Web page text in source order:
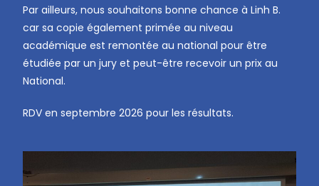
Par ailleurs, nous souhaitons bonne chance à Linh B.
car sa copie également primée au niveau
académique est remontée au national pour être
étudiée par un jury et peut-être recevoir un prix au
National.
RDV en septembre 2026 pour les résultats.